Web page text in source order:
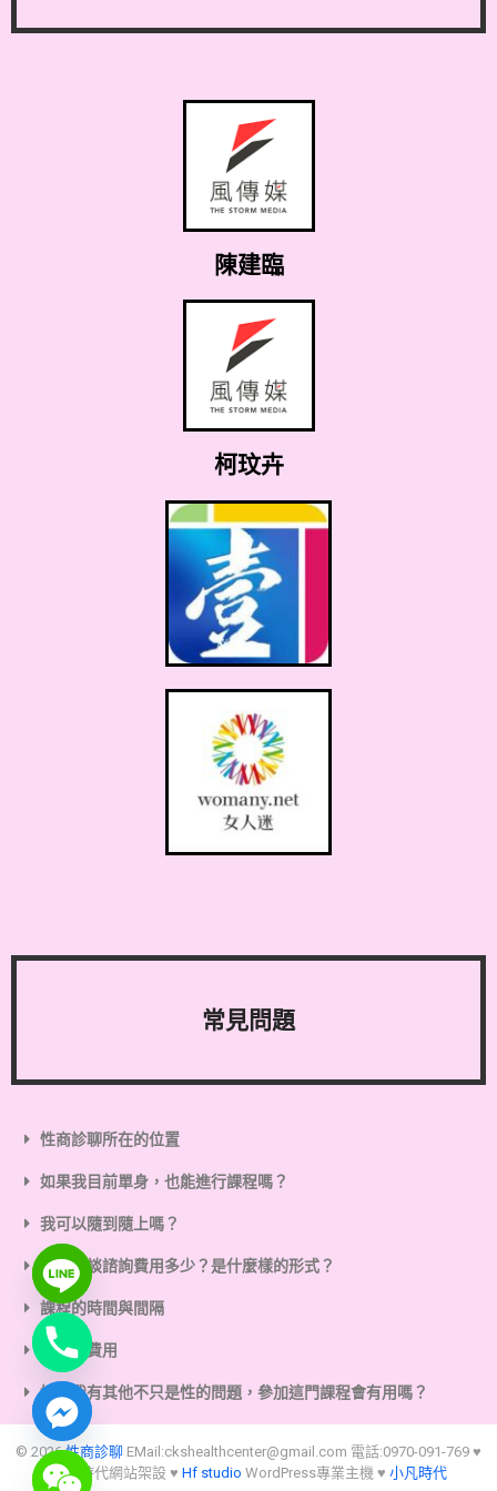
陳建臨
柯玟卉
常見問題
性商診聊所在的位置
如果我目前單身，也能進行課程嗎？
我可以隨到隨上嗎？
請問初談諮詢費用多少？是什麼樣的形式？
課程的時間與間隔
額外的費用
如果我有其他不只是性的問題，參加這門課程會有用嗎？
© 2026性商診聊 EMail:ckshealthcenter@gmail.com 電話:0970-091-769 ♥
小凡時代網站架設 ♥ Hf studio WordPress專業主機 ♥ 小凡時代